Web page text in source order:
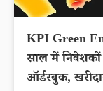
KPI Green
साल में निवेशकों
ऑर्डरबुक,